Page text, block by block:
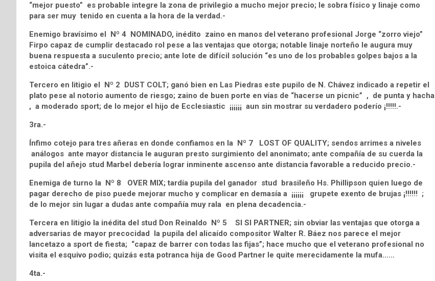
“mejor puesto” es probable integre la zona de privilegio a mucho mejor precio; le sobra físico y linaje como
para ser muy tenido en cuenta a la hora de la verdad.-
Enemigo bravísimo el Nº 4 NOMINADO, inédito zaino en manos del veterano profesional Jorge “zorro viejo”
Firpo capaz de cumplir destacado rol pese a las ventajas que otorga; notable linaje norteño le augura muy
buena respuesta a suculento precio; ante lote de difícil solución “es uno de los probables golpes bajos a la
estoica cátedra”.-
Tercero en litigio el Nº 2 DUST COLT; ganó bien en Las Piedras este pupilo de N. Chávez indicado a repetir el
plato pese al notorio aumento de riesgo; zaino de buen porte en vías de “hacerse un picnic” , de punta y hacha
, a moderado sport; de lo mejor el hijo de Ecclesiastic ¡¡¡¡¡¡ aun sin mostrar su verdadero poderío ¡!!!!!.-
3ra.-
Ínfimo cotejo para tres añeras en donde confiamos en la Nº 7 LOST OF QUALITY; sendos arrimes a niveles
análogos ante mayor distancia le auguran presto surgimiento del anonimato; ante compañía de su cuerda la
pupila del añejo stud Marbel debería lograr inminente ascenso ante distancia favorable a reducido precio.-
Enemiga de turno la Nº 8 OVER MIX; tardía pupila del ganador stud brasileño Hs. Phillipson quien luego de
pagar derecho de piso puede mejorar mucho y complicar en demasía a ¡¡¡¡¡¡ grupete exento de brujas ¡!!!!!! ;
de lo mejor sin lugar a dudas ante compañía muy rala en plena decadencia.-
Tercera en litigio la inédita del stud Don Reinaldo Nº 5 SI SI PARTNER; sin obviar las ventajas que otorga a
adversarias de mayor precocidad la pupila del alicaído compositor Walter R. Báez nos parece el mejor
lancetazo a sport de fiesta; “capaz de barrer con todas las fijas”; hace mucho que el veterano profesional no
visita el esquivo podio; quizás esta potranca hija de Good Partner le quite merecidamente la mufa……
4ta.-